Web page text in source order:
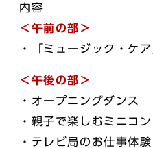
内容
＜午前の部＞
・「ミュージック・ケ
＜午後の部＞
・オープニングダンス
・親子で楽しむミニコ
・テレビ局のお仕事体